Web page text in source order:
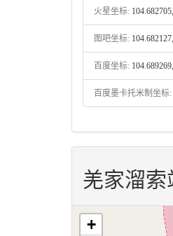
火星坐标:
图吧坐标:
百度坐标:
百度墨卡托米制坐标:
羌家溜索
+